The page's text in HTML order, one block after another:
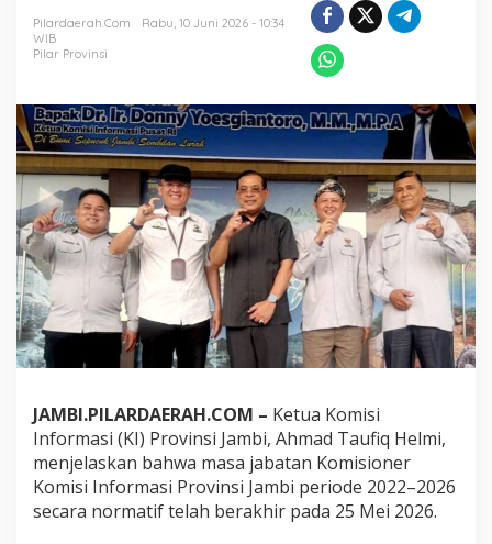
n
i
s
o
n
e
r
K
I
J
a
m
b
i
p
e
r
p
a
n
Pilardaerah.com
Rabu, 10 Juni 2026 - 10:34
WIB
Pilar Provinsi
JAMBI.PILARDAERAH.COM – Ketua Komisi
Informasi (KI) Provinsi Jambi, Ahmad Taufiq Helmi,
menjelaskan bahwa masa jabatan Komisioner
Komisi Informasi Provinsi Jambi periode 2022–2026
secara normatif telah berakhir pada 25 Mei 2026.